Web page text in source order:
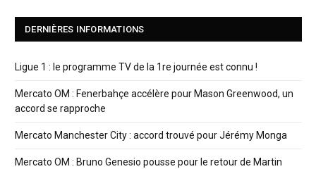
DERNIÈRES INFORMATIONS
Ligue 1 : le programme TV de la 1re journée est connu !
Mercato OM : Fenerbahçe accélère pour Mason Greenwood, un
accord se rapproche
Mercato Manchester City : accord trouvé pour Jérémy Monga
Mercato OM : Bruno Genesio pousse pour le retour de Martin